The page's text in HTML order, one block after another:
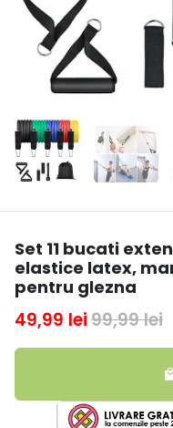
Set 11 bucati
elastice latex,
pentru glezna
49,99 lei99,99 lei